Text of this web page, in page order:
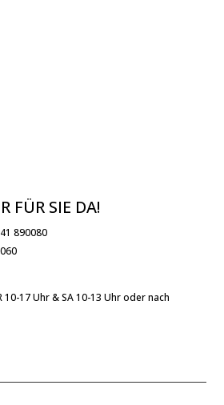
FÜR SIE DA!
890080
10-17 Uhr & SA 10-13 Uhr oder nach